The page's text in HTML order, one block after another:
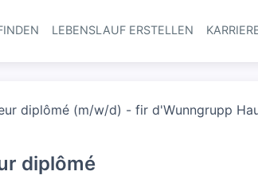
Haupt-
LEBENSLAUF ERSTELLEN
diplômé (m/w/d) - fir d'Wunngrupp
diplômé